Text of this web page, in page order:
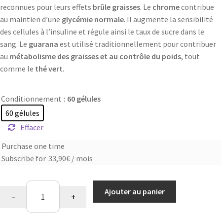
reconnues pour leurs effets brûle graisses. Le chromecontribue
au maintien d’une glycémie normale. Il augmente la sensibilité
des cellules à l’insuline et régule ainsi le taux de sucre dans le
sang. Le guarana est utilisé traditionnellement pour contribuer
au métabolisme des graisses et au contrôle du poids, tout
comme le thé vert.
Conditionnement : 60 gélules
60 gélules
Effacer
Choose
purchase
Purchase one time
Subscribe for 33,90€ / mois
quantité
− +
Ajouter au panier